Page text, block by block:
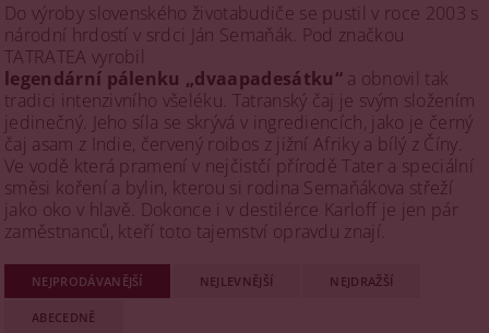
Do výroby slovenského životabudiče se pustil v roce 2003 s
národní hrdostí v srdci Ján Semaňák. Pod značkou
TATRATEA vyrobil
legendární pálenku „dvaapadesátku“a obnovil tak
tradici intenzivního všeléku. Tatranský čaj je svým složením
jedinečný. Jeho síla se skrývá v ingrediencích, jako je černý
čaj asam z Indie, červený roibos z jižní Afriky a bílý z Číny.
Ve vodě která pramení v nejčistčí přírodě Tater a speciální
směsi koření a bylin, kterou si rodina Semaňákova střeží
jako oko v hlavě. Dokonce i v destilérce Karloff je jen pár
zaměstnanců, kteří toto tajemství opravdu znají.
NEJPRODÁVANĚJŠÍ NEJLEVNĚJŠÍ NEJDRAŽŠÍ
ABECEDNĚ